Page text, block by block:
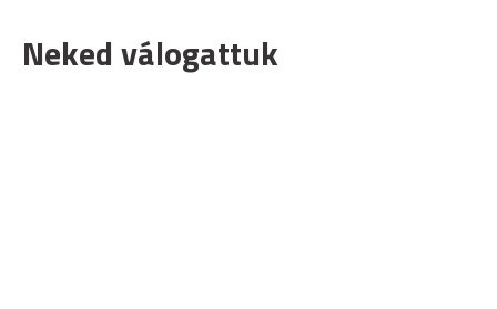
Neked válogattuk